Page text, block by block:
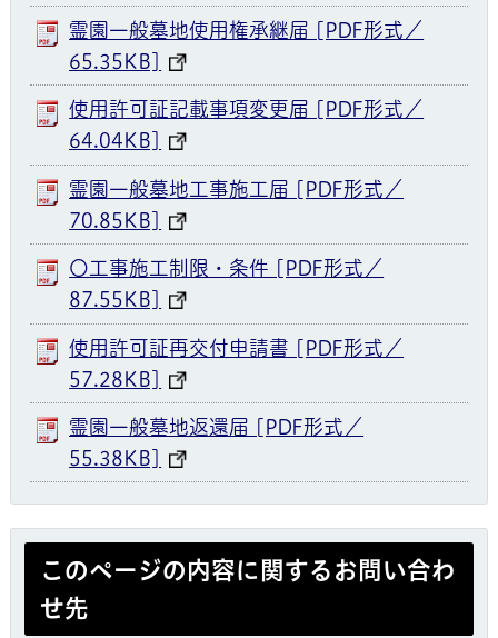
霊園一般墓地使用権承継届 [PDF形式／
65.35KB]
使用許可証記載事項変更届 [PDF形式／
64.04KB]
霊園一般墓地工事施工届 [PDF形式／
70.85KB]
〇工事施工制限・条件 [PDF形式／
87.55KB]
使用許可証再交付申請書 [PDF形式／
57.28KB]
霊園一般墓地返還届 [PDF形式／
55.38KB]
このページの内容に関するお問い合わ
せ先